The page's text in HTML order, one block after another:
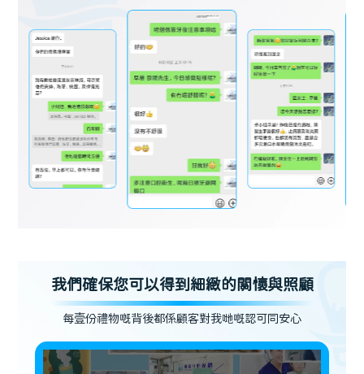
我們確保您可以得到細緻的關懷與照顧
每壹份禮物嘅背後都係顧客對我哋嘅認可同安心